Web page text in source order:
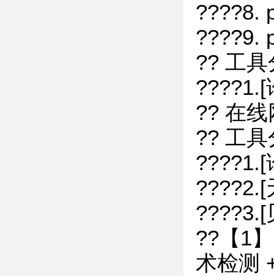
????8.
????9.
?? 工具
????1.[
?? 在
?? 工具
????1.[
????2.[
????3.[
??【1
术检测